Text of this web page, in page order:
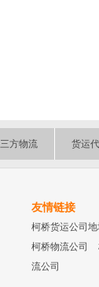
三方物流 货运
友情链接
柯桥货运公司地
柯桥物流公司
流公司